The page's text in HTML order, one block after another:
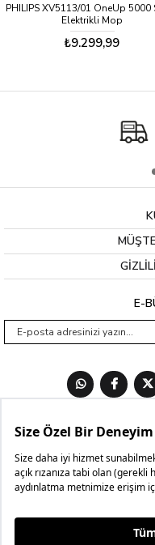
PHILIPS XV5113/01 OneUp 5000
Elektrikli Mop
₺9.299,99
E-